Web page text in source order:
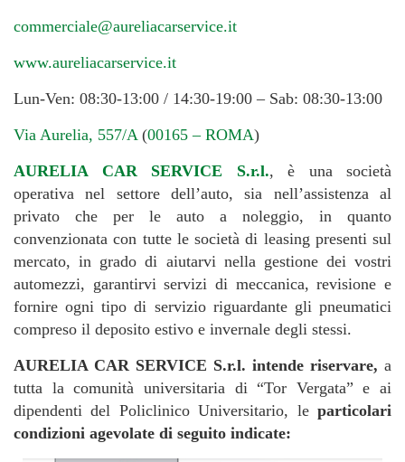
commerciale@aureliacarservice.it
www.aureliacarservice.it
Lun-Ven: 08:30-13:00 / 14:30-19:00 – Sab: 08:30-13:00
Via Aurelia, 557/A (00165 – ROMA)
AURELIA CAR SERVICE S.r.l., è una società
operativa nel settore dell’auto, sia nell’assistenza al
privato che per le auto a noleggio, in quanto
convenzionata con tutte le società di leasing presenti sul
mercato, in grado di aiutarvi nella gestione dei vostri
automezzi, garantirvi servizi di meccanica, revisione e
fornire ogni tipo di servizio riguardante gli pneumatici
compreso il deposito estivo e invernale degli stessi.
AURELIA CAR SERVICE S.r.l. intende riservare, a
tutta la comunità universitaria di “Tor Vergata” e ai
dipendenti del Policlinico Universitario, le particolari
condizioni agevolate di seguito indicate: